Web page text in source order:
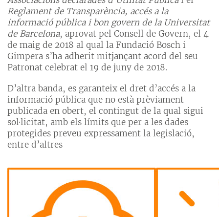
Reglament de Transparència, accés a la
informació pública i bon govern de la Universitat
de Barcelona, aprovat pel Consell de Govern, el 4
de maig de 2018 al qual la Fundació Bosch i
Gimpera s’ha adherit mitjançant acord del seu
Patronat celebrat el 19 de juny de 2018.
D’altra banda, es garanteix el dret d’accés a la
informació pública que no està prèviament
publicada en obert, el contingut de la qual sigui
sol·licitat, amb els límits que per a les dades
protegides preveu expressament la legislació,
entre d’altres